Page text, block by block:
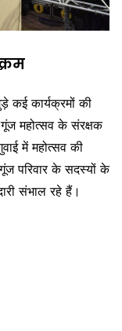
कार्यक्रमों की
महोत्सव के संरक्षक
में महोत्सव की
परिवार के सदस्यों के
संभाल रहे हैं।